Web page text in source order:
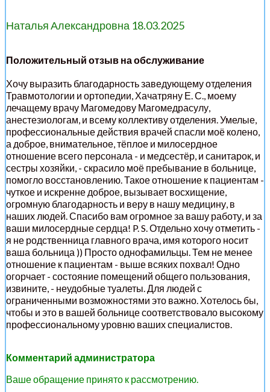
Наталья Александровна 18.03.2025
Положительный отзыв на обслуживание
Хочу выразить благодарность заведующему отделения
Травмотологии и ортопедии, Хачатряну Е. С., моему
лечащему врачу Магомедову Магомедрасулу,
анестезиологам, и всему коллективу отделения. Умелые,
профессиональные действия врачей спасли моё колено,
а доброе, внимательное, тёплое и милосердное
отношение всего персонала - и медсестёр, и санитарок, и
сестры хозяйки, - скрасило моё пребывание в больнице,
помогло восстановлению. Такое отношение к пациентам -
чуткое и искренне доброе, вызывает восхищение,
огромную благодарность и веру в нашу медицину, в
наших людей. Спасибо вам огромное за вашу работу, и за
ваши милосердные сердца! P. S. Отдельно хочу отметить -
я не родственница главного врача, имя которого носит
ваша больница )) Просто однофамильцы. Тем не менее
отношение к пациентам - выше всяких похвал! Одно
огорчает - состояние помещений общего пользования,
извините, - неудобные туалеты. Для людей с
ограниченными возможностями это важно. Хотелось бы,
чтобы и это в вашей больнице соответствовало высокому
профессиональному уровню ваших специалистов.
Комментарий администратора
Ваше обращение принято к рассмотрению.